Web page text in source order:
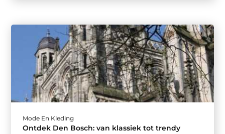
Mode En Kleding
Ontdek Den Bosch: van klassiek tot trendy